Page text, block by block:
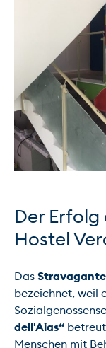
Der
Hostel
Das
bezeichnet, weil
dell'Aias“
Menschen mit